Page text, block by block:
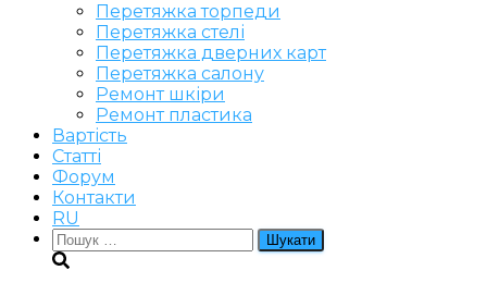
Перетяжка торпеди
Перетяжка стелі
Перетяжка дверних карт
Перетяжка салону
Ремонт шкіри
Ремонт пластика
Вартість
Статті
Форум
Контакти
RU
Пошук: